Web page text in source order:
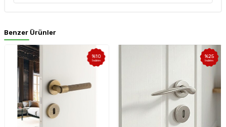
Benzer Ürünler
%10
İndirim
%25
İndirim